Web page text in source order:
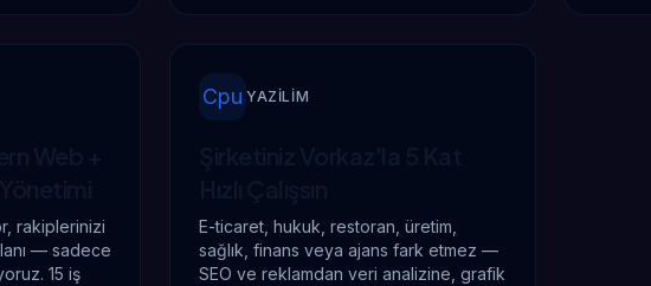
rakiplerinizi
— sadece
15 iş
Cpu YAZILIM
E-ticaret, hukuk, restoran, üretim,
sağlık, finans veya ajans fark etmez —
SEO ve reklamdan veri analizine, grafik